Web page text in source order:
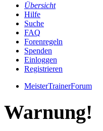
Übersicht
Hilfe
Suche
FAQ
Forenregeln
Spenden
Einloggen
Registrieren
MeisterTrainerForum
Warnung!